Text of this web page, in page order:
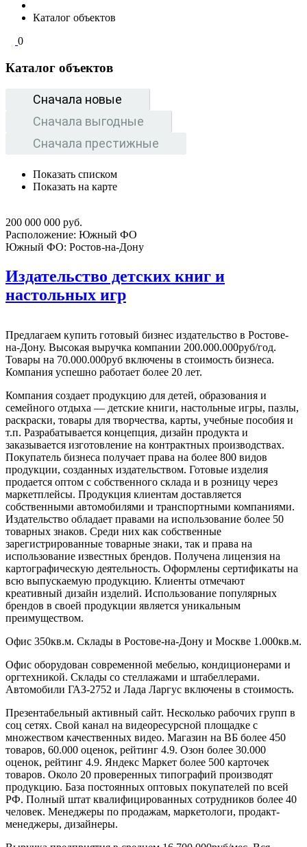
Каталог объектов
0
Каталог объектов
Сначала новые
Сначала выгодные
Сначала престижные
Показать списком
Показать на карте
200 000 000 руб.
Расположение: Южный ФО
Южный ФО: Ростов-на-Дону
Издательство детских книг и
настольных игр
Предлагаем купить готовый бизнес издательство в Ростове-
на-Дону. Высокая выручка компании 200.000.000руб/год.
Товары на 70.000.000руб включены в стоимость бизнеса.
Компания успешно работает более 20 лет.
Компания создает продукцию для детей, образования и
семейного отдыха — детские книги, настольные игры, пазлы,
раскраски, товары для творчества, карты, учебные пособия и
т.п. Разрабатывается концепция, дизайн продукта и
заказывается изготовление на контрактных производствах.
Покупатель бизнеса получает права на более 800 видов
продукции, созданных издательством. Готовые изделия
продается оптом с собственного склада и в розницу через
маркетплейсы. Продукция клиентам доставляется
собственными автомобилями и транспортными компаниями.
Издательство обладает правами на использование более 50
товарных знаков. Среди них как собственные
зарегистрированные товарные знаки, так и права на
использование известных брендов. Получена лицензия на
картографическую деятельность. Оформлены сертификаты на
всю выпускаемую продукцию. Клиенты отмечают
креативный дизайн изделий. Использование популярных
брендов в своей продукции является уникальным
преимуществом.
Офис 350кв.м. Склады в Ростове-на-Дону и Москве 1.000кв.м.
Офис оборудован современной мебелью, кондиционерами и
оргтехникой. Склады со стеллажами и штабеллерами.
Автомобили ГАЗ-2752 и Лада Ларгус включены в стоимость.
Презентабельный активный сайт. Несколько рабочих групп в
соц сетях. Свой канал на видеоресурсной площадке с
множеством качественных видео. Магазин на ВБ более 450
товаров, 60.000 оценок, рейтинг 4.9. Озон более 30.000
оценок, рейтинг 4.9. Яндекс Маркет более 500 карточек
товаров. Около 20 проверенных типографий производят
продукцию. База постоянных оптовых покупателей по всей
РФ. Полный штат квалифицированных сотрудников более 40
человек. Менеджеры по продажам, маркетологи, продакт-
менеджеры, дизайнеры.